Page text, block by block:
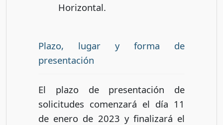
Horizontal.
Plazo, lugar y forma de
presentación
El plazo de presentación de
solicitudes comenzará el día 11
de enero de 2023 y finalizará el